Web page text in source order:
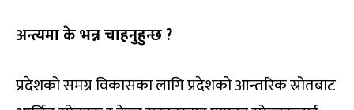
अन्त्यमा के भन्न चाहनुहुन्छ ?
प्रदेशको समग्र विकासका लागि प्रदेशको आन्तरिक स्रोतबाट